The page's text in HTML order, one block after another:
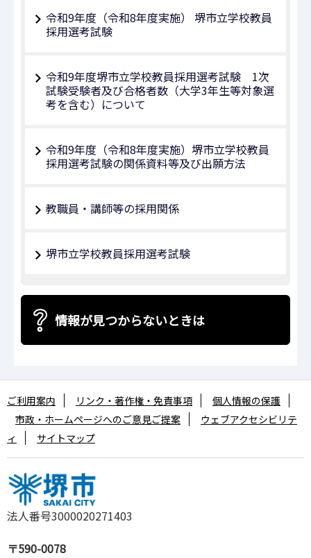
令和9年度（令和8年度実施） 堺市立学校教員
採用選考試験
令和9年度堺市立学校教員採用選考試験 1次
試験受験者及び合格者数（大学3年生等対象選
考を含む）について
令和9年度（令和8年度実施）堺市立学校教員
採用選考試験の関係資料等及び出願方法
教職員・講師等の採用関係
堺市立学校教員採用選考試験
情報が見つからないときは
法人番号3000020271403
〒590-0078
ご利用案内 リンク・著作権・免責事項
個人情報の保護
市政・ホームページへのご意見ご提案
ウェブアクセシビリテ
ィ
サイトマップ